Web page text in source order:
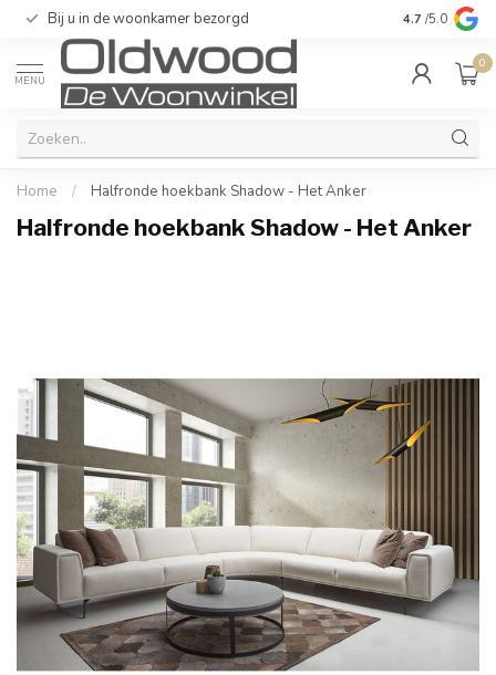
Bij u in de woonkamer bezorgd Kwaliteit &
4.7 /5.0
MENU
0
Home / Halfronde hoekbank Shadow - Het Anker
Halfronde hoekbank Shadow - Het Anker